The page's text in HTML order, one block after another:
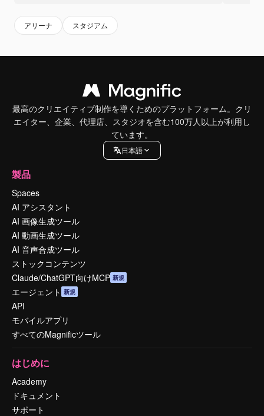
アリーナ スタジアム
最高のクリエイティブ制作を導くためのプラットフォーム。クリ
エイター、企業、代理店、スタジオを含む100万人以上が利用し
ています。
日本語
製品
Spaces
AI アシスタント
AI 画像生成ツール
AI 動画生成ツール
AI 音声合成ツール
ストックコンテンツ
Claude/ChatGPT向けMCP 新規
エージェント 新規
API
モバイルアプリ
すべてのMagnificツール
はじめに
Academy
ドキュメント
サポート